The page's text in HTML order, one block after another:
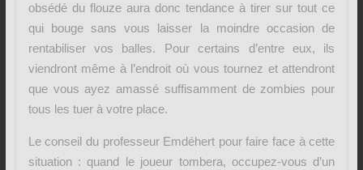
obsédé du flouze aura donc tendance à tirer sur tout ce
qui bouge sans vous laisser la moindre occasion de
rentabiliser vos balles. Pour certains d’entre eux, ils
viendront même à l’endroit où vous tournez et attendront
que vous ayez amassé suffisamment de zombies pour
tous les tuer à votre place.
Le conseil du professeur Emdéhert pour faire face à cette
situation : quand le joueur tombera, occupez-vous d’un